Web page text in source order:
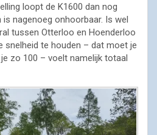
loopt de K1600 dan nog
nagenoeg onhoorbaar. Is wel
tussen Otterloo en Hoenderloo
snelheid te houden – dat moet je
zo 100 – voelt namelijk totaal